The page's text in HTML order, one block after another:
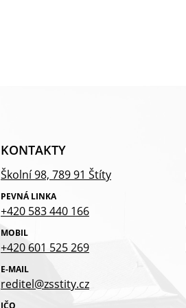
KONTAKTY
Školní 98, 789 91 Štíty
PEVNÁ LINKA
+420 583 440 166
MOBIL
+420 601 525 269
E-MAIL
reditel@zsstity.cz
IČO